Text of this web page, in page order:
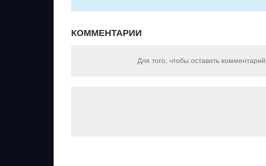
КОММЕНТАРИИ
Для того, чтобы оставить комментарий,